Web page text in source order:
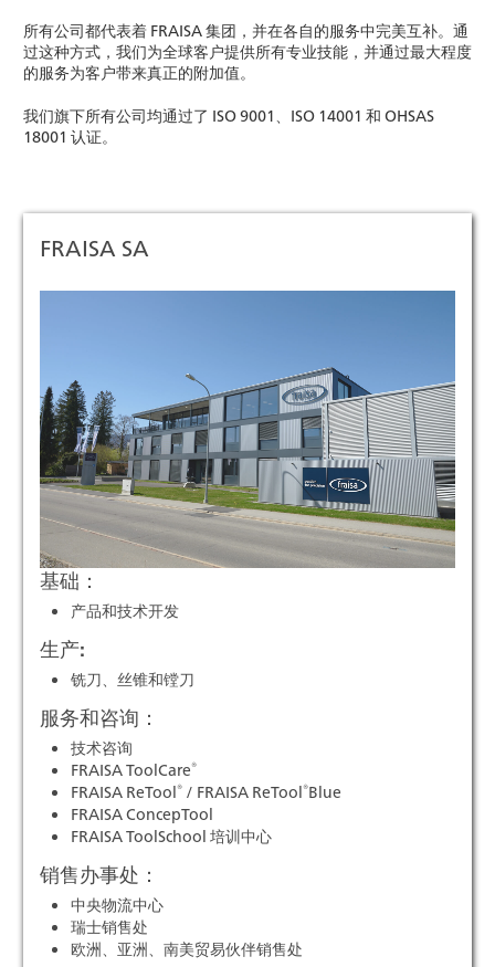
所有公司都代表着 FRAISA 集团，并在各自的服务中完美互补。通
过这种方式，我们为全球客户提供所有专业技能，并通过最大程度
的服务为客户带来真正的附加值。
我们旗下所有公司均通过了 ISO 9001、ISO 14001 和 OHSAS
18001 认证。
FRAISA SA
基础：
产品和技术开发
生产:
铣刀、丝锥和镗刀
服务和咨询：
技术咨询
FRAISA ToolCare®
FRAISA ReTool® / FRAISA ReTool®Blue
FRAISA ConcepTool
FRAISA ToolSchool 培训中心
销售办事处：
中央物流中心
瑞士销售处
欧洲、亚洲、南美贸易伙伴销售处